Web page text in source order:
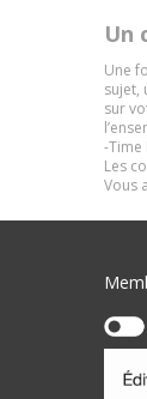
Un
Une
sujet,
sur
-Time
Les
Vous